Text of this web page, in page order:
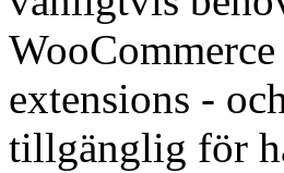
extensions -
tillgänglig för